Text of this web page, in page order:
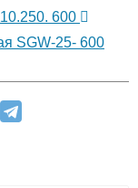
600
SGW-25- 600